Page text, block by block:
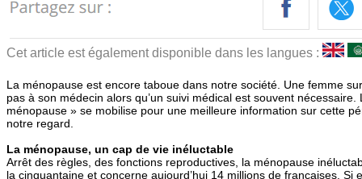
Cet article est également disponible dans les langues :
La ménopause est encore taboue dans notre société. Une femme
pas à son médecin alors qu’un suivi médical est souvent nécessaire.
ménopause » se mobilise pour une meilleure information sur cette
notre regard.
La ménopause, un cap de vie inéluctable
Arrêt des règles, des fonctions reproductives, la ménopause
la cinquantaine et concerne aujourd’hui 14 millions de françaises. Si